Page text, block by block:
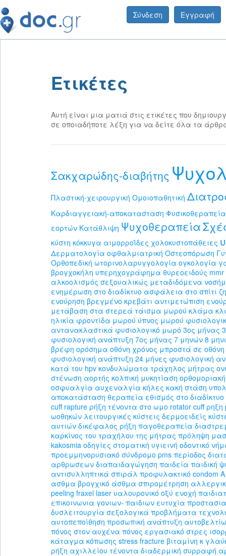
Σύνδεση Εγγραφή
Ετικέτες
Αυτή είναι μια ματιά στις ετικέτες που
σε οποιαδήποτε λέξη για να δείτε όλα τα
Σακχαρώδης-διαβήτης
Πλαστική-χειρουργική Ομοιοπαθητική
Καρδιαγγειακή-αποκατασταση Φυσικοθεραπεία
εορτών Κατάθλιψη Ψυχοθεραπεία
κύστη κόκκυγα αιμορροΐδες χολοκυστοπάθειες
Δερματολογία οφθαλμιατρική Οστεοπόρωση
Ορθοπεδική ωτορινολαρυγγολογία ογκολογία
βρογχοκήλη υπερηχογράφημα θυρεοειδούς mmr
αλκοολισμός σεξουαλικώς μεταδιδόμενα
ενημέρωση στο διαδίκτυο ασφάλεια στο σπίτι
ενούρηση βρεγμένο κρεβάτι αντιμετώπιση
μετάβαση στα στερεά τάισμα μωρού κλάμα
ηλικία φροντίδα μωρού ύπνος μωρού
αντανακλαστικά φυσιολογικό μωρό 3ος μήνας
φυσιολογική ανάπτυξη 7ος μήνας 7 μηνών 8
βρέφη ορόσημα οθόνη χρόνος μπροστά σε οθόνη
φυσιολογική ανάπτυξη 24 μήνες φυσιολογική
κατά του hpv κονδυλώματα τράχηλος μήτρας
στένωση αορτής κολπική μυκητίαση ορθομοριακή
οσφυαλγία αυχεναλγία κήλες κακή στάση
αποκατάσταση θεραπεία εθισμός στο διαδίκτυο
cuff rapture ρήξη τένοντα στο ωμο rotator cuff ρηξη
ωοθηκών λειτουργικές κύστεις δερμοειδείς
αυτιών δικέφαλος ρήξη παγοθεραπεία
καρκίνος του τραχήλου της μήτρας πρόληψη
kakosmia οδηγίες στοματική υγιεινή οδοντικό
προεμμηνορυσιακό σύνδρομο pms περίοδος
αρθρωσεων διαπαιδαγώγηση παιδεία παιδική
αντισυλληπτικά σπιράλ προφυλακτικό condom
ασθμα βρογχικό άσθμα σπιρομέτρηση
peeling fraxel laser υαλουρονικό οξύ ενοχή
επικοινωνια γονιων- παιδιων ευτυχία προστασια
δυσλειτουργία σεξολογικά προβλήματα
αυτοπεποίθηση προσωπική ανάπτυξη
πόνος στον αυχένα πόνος εργασιακό στρες
κάταγμα κόπωσης stress fracture βιταμίνη κ
ρήξη αχιλλείου τένοντα διαδερμική συρραφή